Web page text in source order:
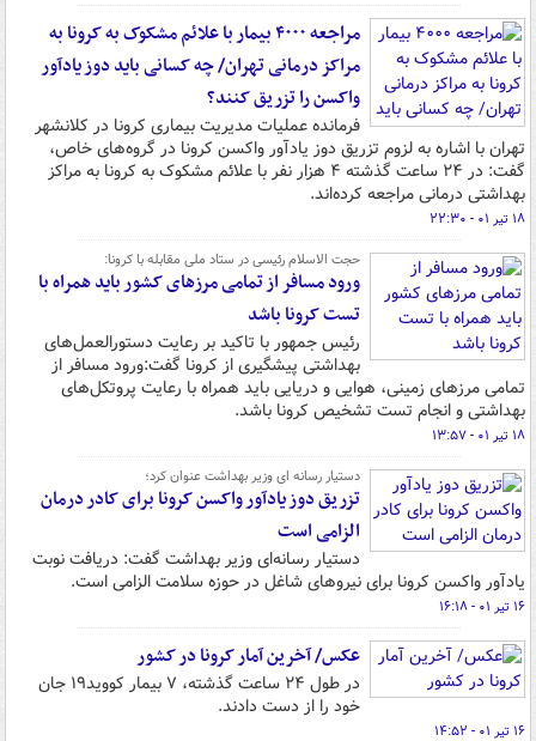
مراجعه ۴۰۰۰ بیمار با علائم مشکوک به کرونا به
مراکز درمانی تهران/ چه کسانی باید دوز یادآور
واکسن را تزریق کنند؟
فرمانده عملیات مدیریت بیماری کرونا در کلانشهر
تهران با اشاره به لزوم تزریق دوز یادآور واکسن کرونا در گروه‌های خاص،
گفت: در ۲۴ ساعت گذشته ۴ هزار نفر با علائم مشکوک به کرونا به مراکز
بهداشتی درمانی مراجعه‌ کرده‌اند.
۱۸ تیر ۰۱ - ۲۲:۳۰
حجت الاسلام رئیسی در ستاد ملی مقابله با کرونا:
ورود مسافر از تمامی مرزهای کشور باید همراه با
تست کرونا باشد
رئیس جمهور با تاکید بر رعایت دستورالعمل‌های
بهداشتی پیشگیری از کرونا گفت:ورود مسافر از
تمامی مرزهای زمینی، هوایی و دریایی باید همراه با رعایت پروتکل‌های
بهداشتی و انجام تست تشخیص کرونا باشد.
۱۸ تیر ۰۱ - ۱۳:۵۷
دستیار رسانه ای وزیر بهداشت عنوان کرد؛
تزریق دوز یادآور واکسن کرونا برای کادر درمان
الزامی است
دستیار رسانه‌ای وزیر بهداشت گفت: دریافت نوبت
یادآور واکسن کرونا برای نیروهای شاغل در حوزه سلامت الزامی است.
۱۶ تیر ۰۱ - ۱۶:۱۸
عکس/ آخرین آمار کرونا در کشور
در طول ۲۴ ساعت گذشته، ۷ بیمار کووید۱۹ جان
خود را از دست دادند.
۱۶ تیر ۰۱ - ۱۴:۵۲